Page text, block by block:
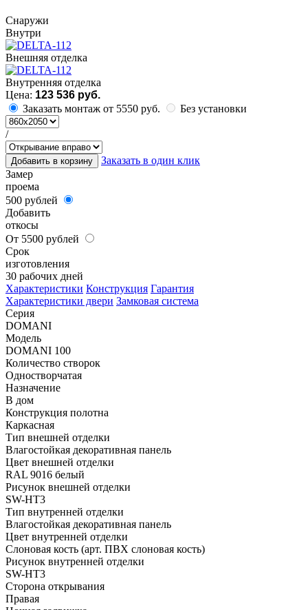
Cнаружи
Внутри
Внешняя отделка
Внутренняя отделка
Цена: 123 536 руб.
Заказать монтаж от 5550 руб.
Без установки
/
Добавить в корзину
Заказать в один клик
Замер
проема
500 рублей
Добавить
откосы
От 5500 рублей
Срок
изготовления
30 рабочих дней
Характеристики Конструкция Гарантия
Характеристики двери Замковая система
Серия
DOMANI
Модель
DOMANI 100
Количество створок
Одностворчатая
Назначение
В дом
Конструкция полотна
Каркасная
Тип внешней отделки
Влагостойкая декоративная панель
Цвет внешней отделки
RAL 9016 белый
Рисунок внешней отделки
SW-HT3
Тип внутренней отделки
Влагостойкая декоративная панель
Цвет внутренней отделки
Слоновая кость (арт. ПВХ слоновая кость)
Рисунок внутренней отделки
SW-HT3
Сторона открывания
Правая